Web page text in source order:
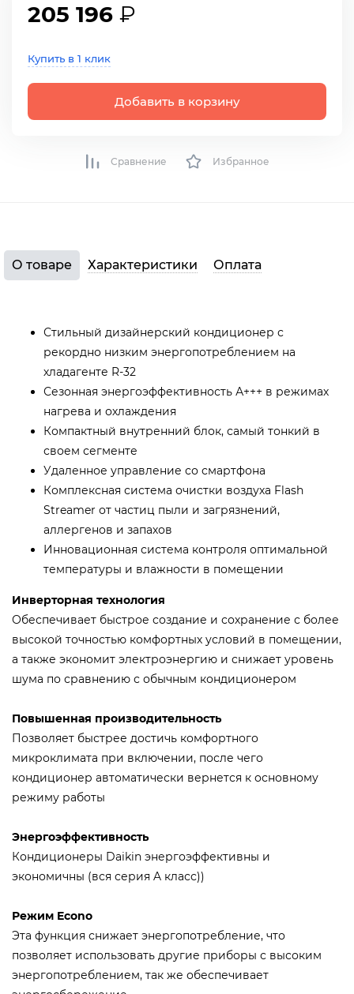
205 196 ₽
Купить в 1 клик
Добавить в корзину
Сравнение Избранное
О товаре Характеристики Оплата
Стильный дизайнерский кондиционер с
рекордно низким энергопотреблением на
хладагенте R-32
Сезонная энергоэффективность А+++ в режимах
нагрева и охлаждения
Компактный внутренний блок, самый тонкий в
своем сегменте
Удаленное управление со смартфона
Комплексная система очистки воздуха Flash
Streamer от частиц пыли и загрязнений,
аллергенов и запахов
Инновационная система контроля оптимальной
температуры и влажности в помещении
Инверторная технология
Обеспечивает быстрое создание и сохранение с более
высокой точностью комфортных условий в помещении,
а также экономит электроэнергию и снижает уровень
шума по сравнению с обычным кондиционером
Повышенная производительность
Позволяет быстрее достичь комфортного
микроклимата при включении, после чего
кондиционер автоматически вернется к основному
режиму работы
Энергоэффективность
Кондиционеры Daikin энергоэффективны и
экономичны (вся серия A класс))
Режим Econo
Эта функция снижает энергопотребление, что
позволяет использовать другие приборы с высоким
энергопотреблением, так же обеспечивает